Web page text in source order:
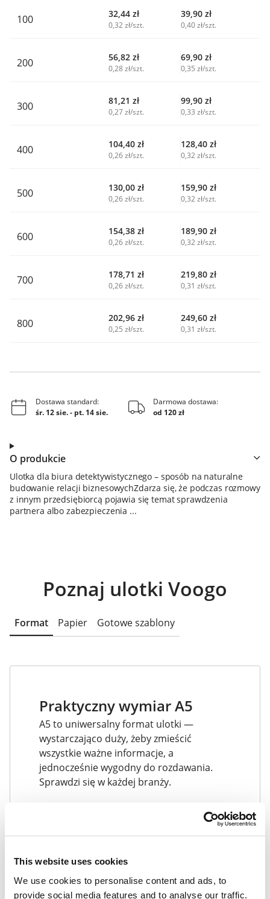
This website uses cookies
We use cookies to personalise content and ads, to
provide social media features and to analyse our traffic.
100
32,44 zł
0,32 zł/szt.
39,90 zł
0,40 zł/szt.
200 56,82 zł
0,28 zł/szt.
69,90 zł
0,35 zł/szt.
300 81,21 zł
0,27 zł/szt.
99,90 zł
0,33 zł/szt.
400 104,40 zł
0,26 zł/szt.
128,40 zł
0,32 zł/szt.
500 130,00 zł
0,26 zł/szt.
159,90 zł
0,32 zł/szt.
600 154,38 zł
0,26 zł/szt.
189,90 zł
0,32 zł/szt.
700 178,71 zł
0,26 zł/szt.
219,80 zł
0,31 zł/szt.
800 202,96 zł
0,25 zł/szt.
249,60 zł
0,31 zł/szt.
Dostawa standard:
śr. 12 sie.- pt. 14 sie.
Darmowa dostawa:
od 120 zł
O produkcie
Ulotka dla biura detektywistycznego – sposób na naturalne
budowanie relacji biznesowychZdarza się, że podczas rozmowy
z innym przedsiębiorcą pojawia się temat sprawdzenia
partnera albo zabezpieczenia ...
Poznaj ulotki Voogo
Format Papier Gotowe szablony
Praktyczny wymiar A5
A5 to uniwersalny format ulotki —
wystarczająco duży, żeby zmieścić
wszystkie ważne informacje, a
jednocześnie wygodny do rozdawania.
Sprawdzi się w każdej branży.